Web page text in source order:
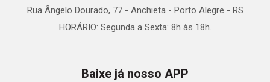
Rua Ângelo Dourado, 77 - Anchieta - Porto Alegre - RS
HORÁRIO: Segunda a Sexta: 8h às 18h.
Baixe já nosso APP